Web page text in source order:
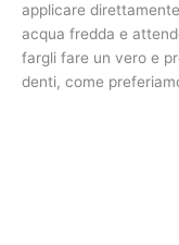
applicare
acqua fredda e
fargli fare un vero e
denti, come